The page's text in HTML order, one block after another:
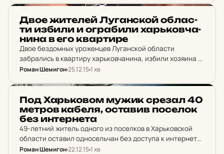
детей. О происшествии сообщает пресс-служба ГУ…
Двое жи­те­лей Лу­ган­ской об­лас­
ти избили и ог­ра­би­ли харь­ков­ча­
ни­на в его квар­ти­ре
Двое бездомных уроженцев Луганской области
забрались в квартиру харьковчанина, избили хозяина и
вынесли ценное добро. Об этом информирует пресс-
летний харьковчанин позвонил в полицию вечером 23
декабря…
Роман Шемигон25.12.151 хв
Под Харь­ко­вом мужик срезал 40
метров кабеля, ос­та­вив по­се­лок
без ин­тер­не­та
49-летний житель одного из поселков в Харьковской
области оставил односельчан без доступа к интернету.
Мужчина решил подзаработать, отправив 40 метров
Роман Шемигон22.12.151 хв